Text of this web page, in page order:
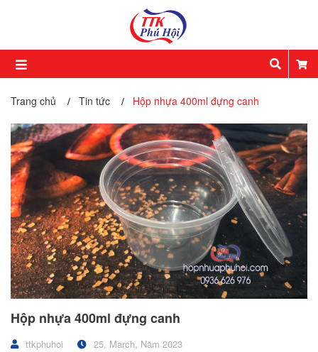
Trang chủ / Tin tức / Hộp nhựa 400ml đựng canh
Hộp nhựa 400ml đựng canh
ttkphuhoi 25, March, Năm 2023